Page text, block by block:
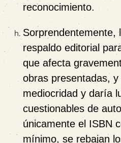
reconocimiento.
Sorprendentemente,
respaldo editorial
que afecta
obras presentadas, y
mediocridad y daría
cuestionables de
únicamente el ISBN
mínimo, se rebajan